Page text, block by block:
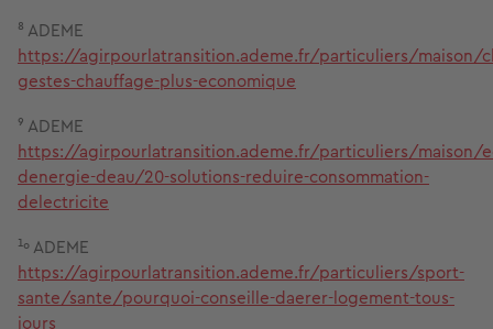
⁸ ADEME ​​
https://agirpourlatransition.ademe.fr/particuliers/maison/
gestes-chauffage-plus-economique
⁹ ADEME
https://agirpourlatransition.ademe.fr/particuliers/maison/
denergie-deau/20-solutions-reduire-consommation-
delectricite
¹º ADEME
https://agirpourlatransition.ademe.fr/particuliers/sport-
sante/sante/pourquoi-conseille-daerer-logement-tous-
jours